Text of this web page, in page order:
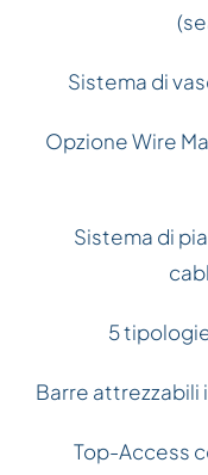
Sistema di
Opzione Wire
Sistema di
5
Barre attrezzabili
Top-Access